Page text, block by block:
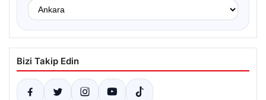
Bizi Takip Edin